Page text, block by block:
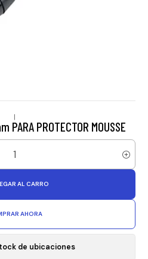
|
PARA PROTECTOR MOUSSE
AL CARRO
AHORA
de ubicaciones